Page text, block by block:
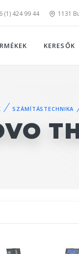
(1) 424 99 44 1131
KERESŐK
SZÁMÍTÁSTECHNIKA